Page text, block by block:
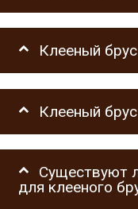
Клееный
Клееный
Существуют
для клееного